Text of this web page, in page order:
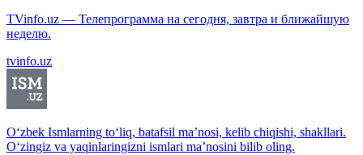
TVinfo.uz — Телепрограмма на сегодня, завтра и ближайшую
неделю.
tvinfo.uz
O‘zbek Ismlarning to‘liq, batafsil ma’nosi, kelib chiqishi, shakllari.
O‘zingiz va yaqinlaringizni ismlari ma’nosini bilib oling.